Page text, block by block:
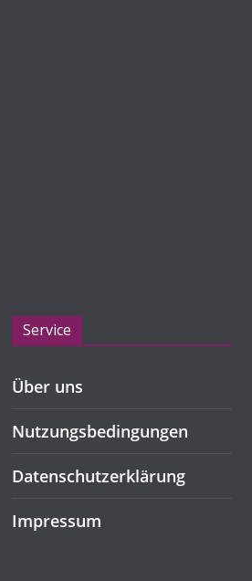
Service
Über uns
Nutzungsbedingungen
Datenschutzerklärung
Impressum